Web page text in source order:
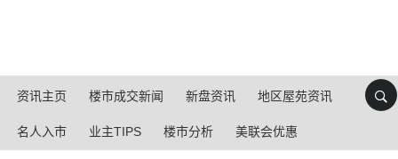
资讯主页 楼市成交新闻 新盘资讯 地区屋苑资讯
名人入市 业主TIPS 楼市分析 美联会优惠